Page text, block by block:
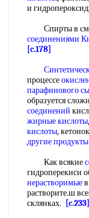
и
Спирты в
соединениями
[c.178]
процессе
парафинового
образуется
соединений
жирные кислоты
кислоты,
другие продукты
Как всякие
гидроперекиси
нерастворимыев
растворите.ш
склянках.
[c.233]